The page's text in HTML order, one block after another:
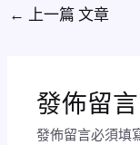
← 上一篇 文章
發佈留言
發佈留言必須填